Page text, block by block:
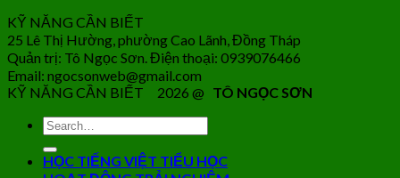
KỸ NĂNG CẦN BIẾT
25 Lê Thị Hường, phường Cao Lãnh, Đồng Tháp
Quản trị: Tô Ngọc Sơn. Điện thoại: 0939076466
Email: ngocsonweb@gmail.com
KỸ NĂNG CẦN BIẾT 2026 @ TÔ NGỌC SƠN
HỌC TIẾNG VIỆT TIỂU HỌC